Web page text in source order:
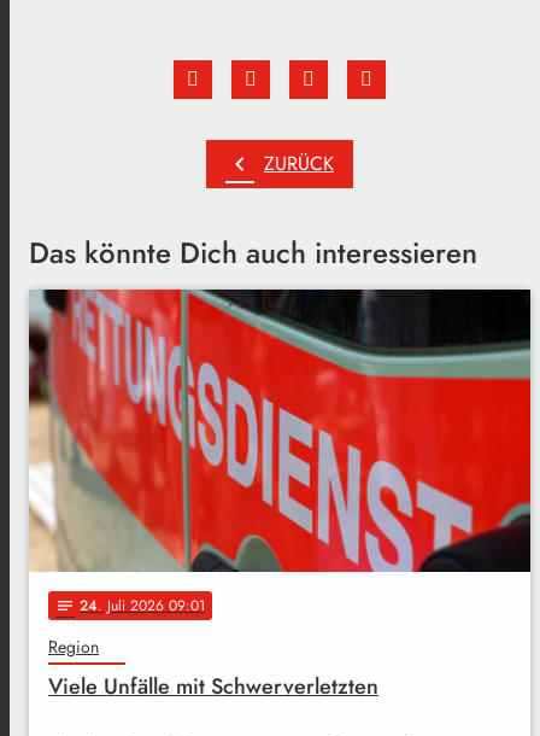
chevron_left ZURÜCK
Das könnte Dich auch interessieren
notes 24. Juli 2026 09:01
Region
Viele Unfälle mit Schwerverletzten